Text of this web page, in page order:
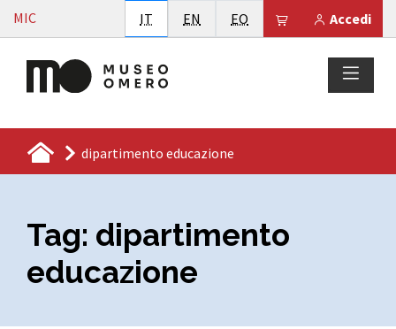
Vai al contenuto
MIC Accedi
Il tuo carrello è
IT Italiano
EN English
EO Esperanto
dipartimento educazione
Tag: dipartimento
educazione